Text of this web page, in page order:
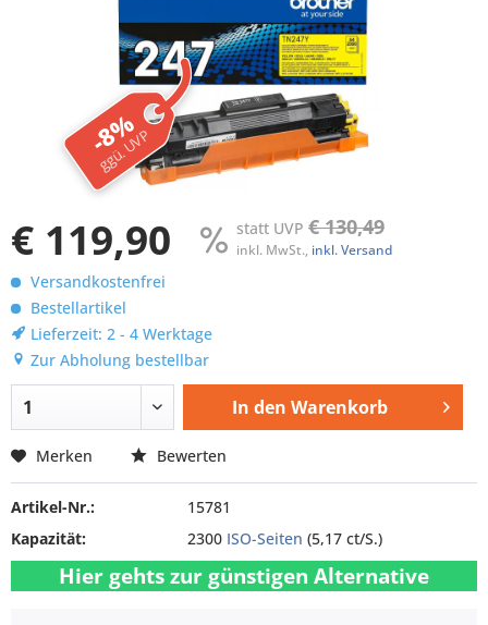
-8%
ggü. UVP
€ 119,90 statt UVP € 130,49
inkl. MwSt., inkl. Versand
Versandkostenfrei
Bestellartikel
Lieferzeit: 2 - 4 Werktage
Zur Abholung bestellbar
In den Warenkorb
Merken Bewerten
Artikel-Nr.:
15781
Kapazität:
2300 ISO-Seiten (5,17 ct/S.)
Hier gehts zur günstigen Alternative